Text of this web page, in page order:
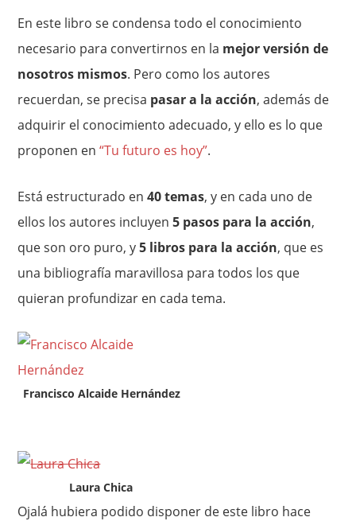
En este libro se condensa todo el conocimiento
necesario para convertirnos en la mejor versión de
nosotros mismos. Pero como los autores
recuerdan, se precisa pasar a la acción, además de
adquirir el conocimiento adecuado, y ello es lo que
proponen en“Tu futuro es hoy”.
Está estructurado en40 temas, y en cada uno de
ellos los autores incluyen5 pasos para la acción,
que son oro puro, y5 libros para la acción, que es
una bibliografía maravillosa para todos los que
quieran profundizar en cada tema.
Francisco Alcaide Hernández
Laura Chica
Ojalá hubiera podido disponer de este libro hace